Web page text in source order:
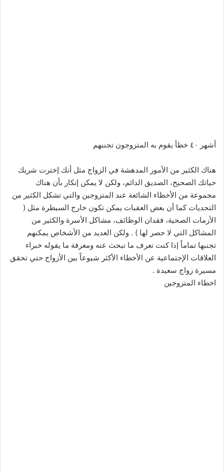
أشهر ٤٠ خطأ يقوم به المتزوجون تجنبهم
هناك الكثير من الأمور المدهشة في الزواج مثل أنك إخترت شريك
حياتك الصحيح، الصديق الدائم، ولكن لا يمكن إنكار بأن هناك
مجموعة من الأخطاء الشائعة عند المتزوجين والتي تشكل الكثير من
التحديات كما أن بعض العقبات يمكن تكون خارج السيطرة مثل (
الأزمات الصحية، فقدان الوظائف، مشاكل الأسرة والكثير من
المشاكل التي لا حصر لها ) . ولكن العديد من الأشخاص يمكنهم
تجنبها تماماً إذا كنت تعرف ما تبحث عنه ومعرفة ما يقوله خبراء
العلاقات الإجتماعية عن الأخطاء الأكثر شيوعاً بين الأزواج حتي تحقق
مسيرة زواج سعيدة .
اخطاء المتزوجين